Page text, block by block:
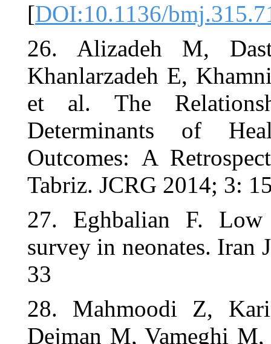
[
26.
et al. The
Outcomes:
Tabriz.
27.
survey in
28.
Dejman M,